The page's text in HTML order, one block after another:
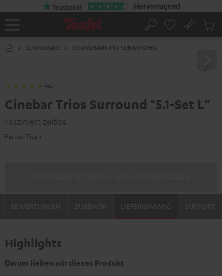
Startseite
Suche
No
SOUNDBARS SOUNDBARS MIT SUBWOOFER
(42)
Cinebar Trios Surround "5.1-Set L"
Fasziniert zeitlos
Farbe: Titan
LIEFERUMFANG
Highlights
Darum lieben wir dieses Produkt